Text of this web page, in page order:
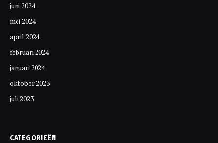
juni 2024
mei 2024
april 2024
februari 2024
januari 2024
oktober 2023
juli 2023
CATEGORIEËN